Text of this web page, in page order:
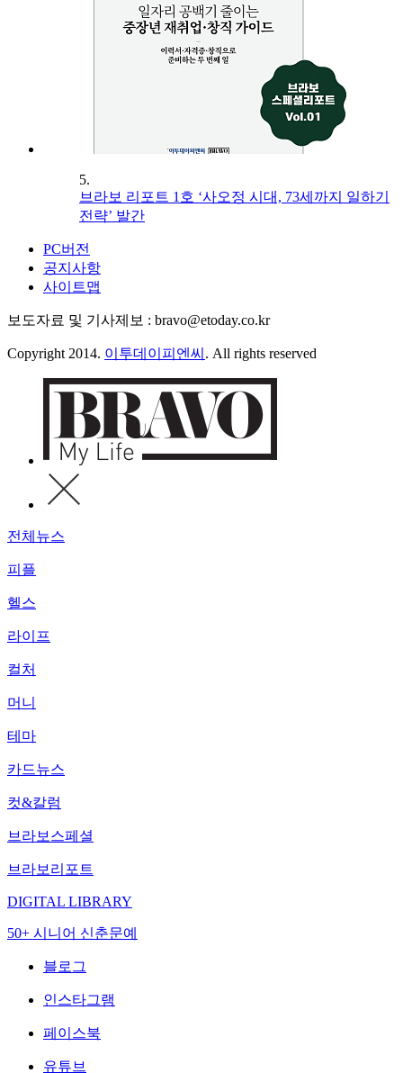
5.
브라보 리포트 1호 ‘사오정 시대, 73세까지 일하기
전략’ 발간
PC버전
공지사항
사이트맵
보도자료 및 기사제보 : bravo@etoday.co.kr
Copyright 2014. 이투데이피엔씨 . All rights reserved
전체뉴스
피플
헬스
라이프
컬처
머니
테마
카드뉴스
컷&칼럼
브라보스페셜
브라보리포트
DIGITAL LIBRARY
50+ 시니어 신춘문예
블로그
인스타그램
페이스북
유튜브